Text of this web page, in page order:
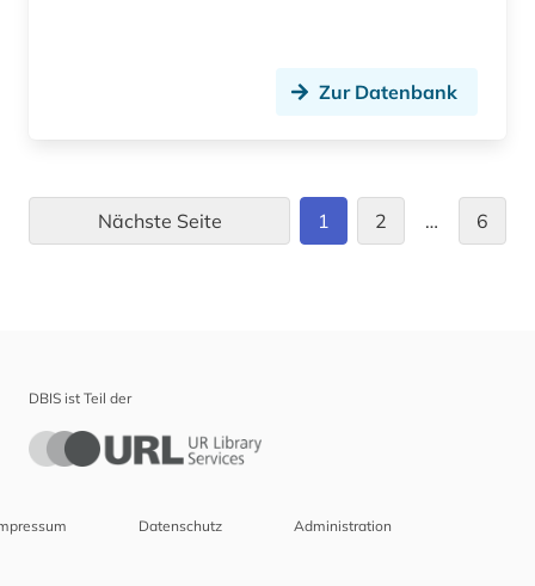
Zur Datenbank
Nächste Seite 1 2 … 6
DBIS ist Teil der
Datenschutz Administration